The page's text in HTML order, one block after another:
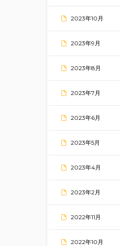
2023年10月
2023年9月
2023年8月
2023年7月
2023年6月
2023年5月
2023年4月
2023年2月
2022年11月
2022年10月